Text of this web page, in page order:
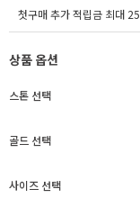
첫구매 추가 적립금 최대
상품 옵션
스톤 선택
골드 선택
사이즈 선택